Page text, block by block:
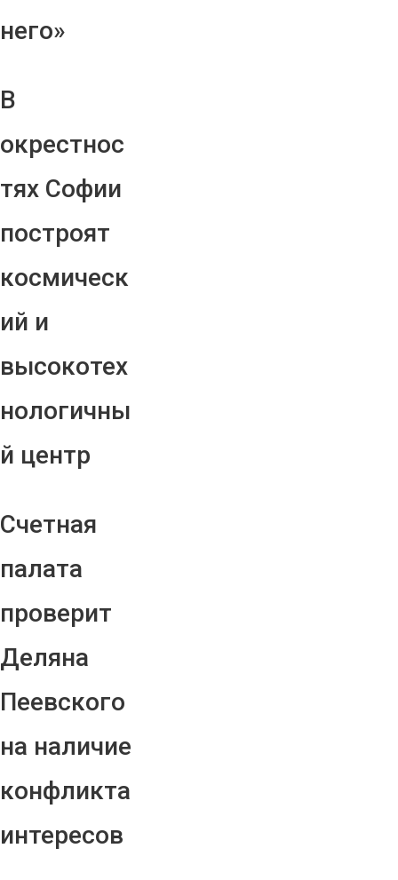
него»
В
окрестнос
тях Софии
построят
космическ
ий и
высокотех
нологичны
й центр
Счетная
палата
проверит
Деляна
Пеевского
на наличие
конфликта
интересов